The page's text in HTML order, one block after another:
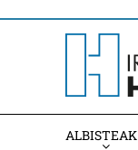
ALBISTEAK